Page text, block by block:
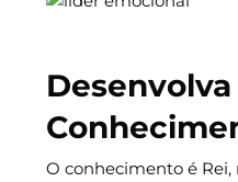
Desenvolva
O conhecimento é